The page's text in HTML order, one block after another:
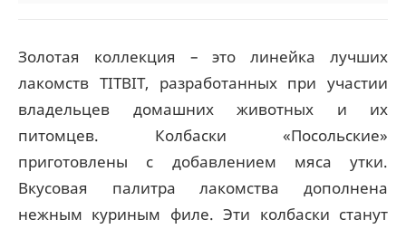
Золотая коллекция – это линейка лучших
лакомств TITBIT, разработанных при участии
владельцев домашних животных и их
питомцев. Колбаски «Посольские»
приготовлены c добавлением мяса утки.
Вкусовая палитра лакомства дополнена
нежным куриным филе. Эти колбаски станут